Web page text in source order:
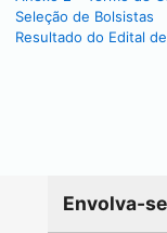
Seleção de Bolsistas
Resultado do Edital
Envolva-se